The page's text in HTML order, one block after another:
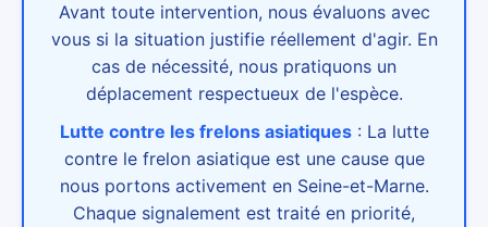
Avant toute intervention, nous évaluons avec
vous si la situation justifie réellement d'agir. En
cas de nécessité, nous pratiquons un
déplacement respectueux de l'espèce.
Lutte contre les frelons asiatiques : La lutte
contre le frelon asiatique est une cause que
nous portons activement en Seine-et-Marne.
Chaque signalement est traité en priorité,